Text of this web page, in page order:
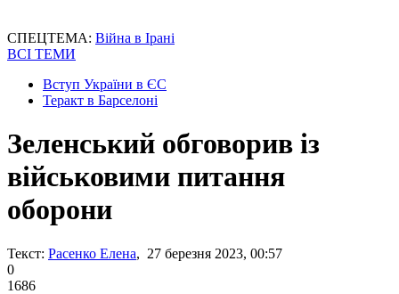
СПЕЦТЕМА: Війна в Ірані
ВСІ ТЕМИ
Вступ України в ЄС
Теракт в Барселоні
Зеленський обговорив із
військовими питання
оборони
Текст: Расенко Елена, 27 березня 2023, 00:57
0
1686